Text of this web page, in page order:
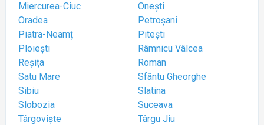
Miercurea-Ciuc
Onești
Oradea
Petroșani
Piatra-Neamț
Pitești
Ploiești
Râmnicu Vâlcea
Reșița
Roman
Satu Mare
Sfântu Gheorghe
Sibiu
Slatina
Slobozia
Suceava
Târgoviște
Târgu Jiu